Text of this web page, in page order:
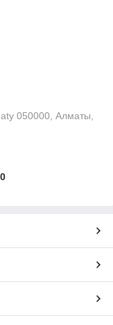
050000, Алматы,